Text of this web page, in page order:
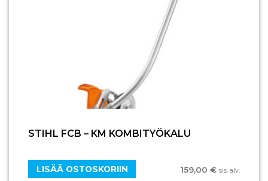
STIHL FCB – KM KOMBITYÖKALU
159,00 € sis. alv.
LISÄÄ OSTOSKORIIN